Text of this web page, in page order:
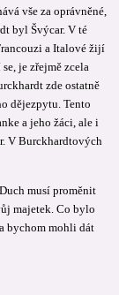
vše za oprávněné,
byl Švýcar. V té
a Italové žijí
je zřejmě zcela
zde ostatně
dějezpytu. Tento
a jeho žáci, ale i
V Burckhardtových
musí proměnit
majetek. Co bylo
bychom mohli dát